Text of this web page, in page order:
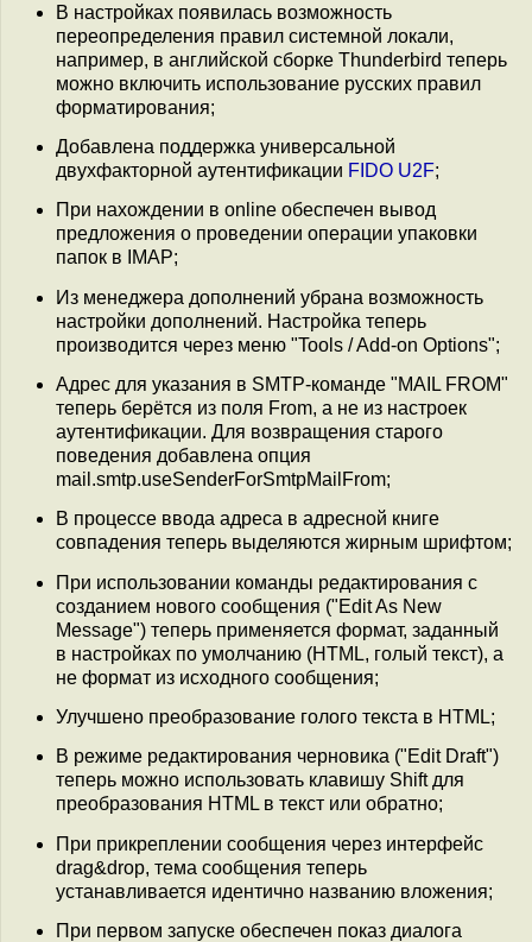
В настройках появилась возможность
переопределения правил системной локали,
например, в английской сборке Thunderbird теперь
можно включить использование русских правил
форматирования;
Добавлена поддержка универсальной
двухфакторной аутентификации FIDO U2F;
При нахождении в online обеспечен вывод
предложения о проведении операции упаковки
папок в IMAP;
Из менеджера дополнений убрана возможность
настройки дополнений. Настройка теперь
производится через меню "Tools / Add-on Options";
Адрес для указания в SMTP-команде "MAIL FROM"
теперь берётся из поля From, а не из настроек
аутентификации. Для возвращения старого
поведения добавлена опция
mail.smtp.useSenderForSmtpMailFrom;
В процессе ввода адреса в адресной книге
совпадения теперь выделяются жирным шрифтом;
При использовании команды редактирования с
созданием нового сообщения ("Edit As New
Message") теперь применяется формат, заданный
в настройках по умолчанию (HTML, голый текст), а
не формат из исходного сообщения;
Улучшено преобразование голого текста в HTML;
В режиме редактирования черновика ("Edit Draft")
теперь можно использовать клавишу Shift для
преобразования HTML в текст или обратно;
При прикреплении сообщения через интерфейс
drag&drop, тема сообщения теперь
устанавливается идентично названию вложения;
При первом запуске обеспечен показ диалога